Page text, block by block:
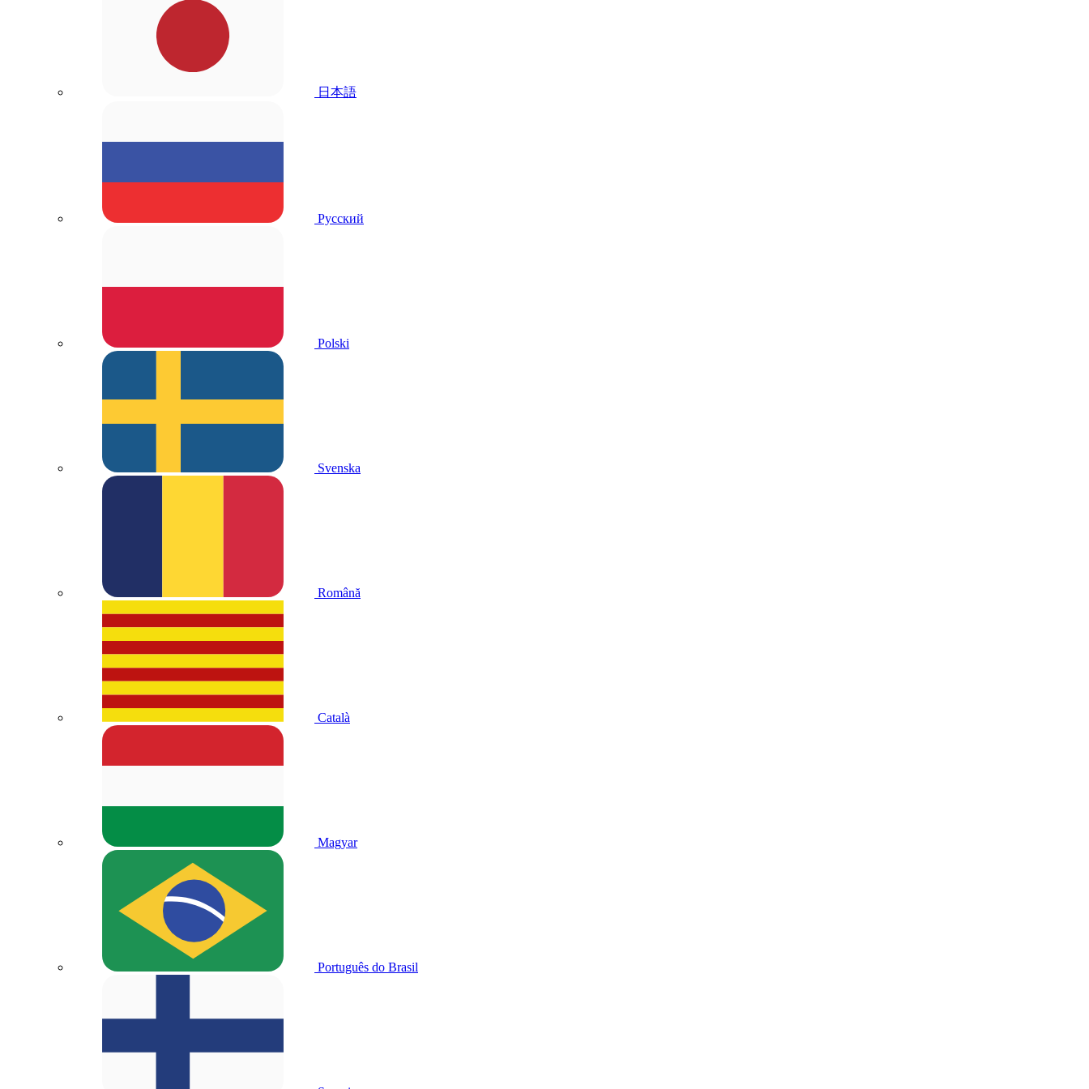
日本語
Русский
Polski
Svenska
Română
Català
Magyar
Português do Brasil